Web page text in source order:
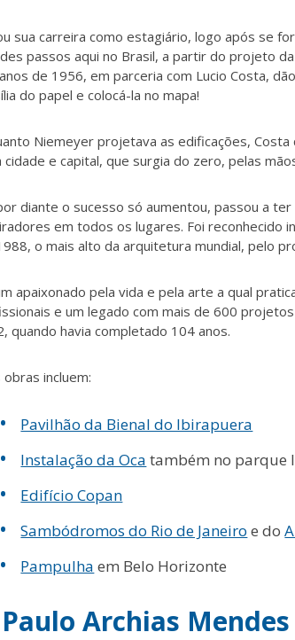
sua carreira como estagiário, logo após se
passos aqui no Brasil, a partir do projeto
de 1956, em parceria com Lucio Costa,dão
do papel e colocá-la no mapa!
Niemeyer projetava as edificações,
cidade e capital, que surgia do zero, pelas
diante o sucesso só aumentou, passou a
em todos os lugares. Foi reconhecido
o mais alto da arquitetura mundial, pelo
apaixonado pela vida e pela arte a qual
e um legado com mais de 600
quando havia completado 104 anos.
obras incluem:
Pavilhão da Bienal do Ibirapuera
Instalação da Oca também no parque
Edifício Copan
Sambódromos do Rio de Janeiro e do
Pampulha em Belo Horizonte
Archias